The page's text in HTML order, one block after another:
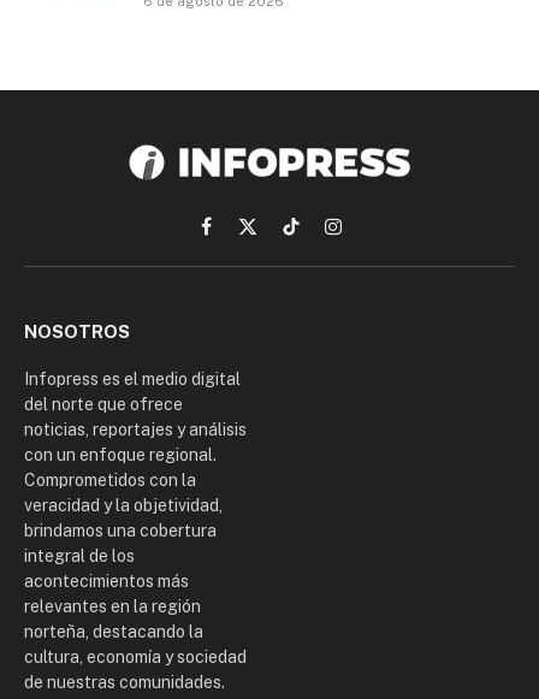
Facebook
X
(Twitter)
TikTokInstagram
NOSOTROS
Infopress es el medio digital
del norte que ofrece
noticias, reportajes y análisis
con un enfoque regional.
Comprometidos con la
veracidad y la objetividad,
brindamos una cobertura
integral de los
acontecimientos más
relevantes en la región
norteña, destacando la
cultura, economía y sociedad
de nuestras comunidades.